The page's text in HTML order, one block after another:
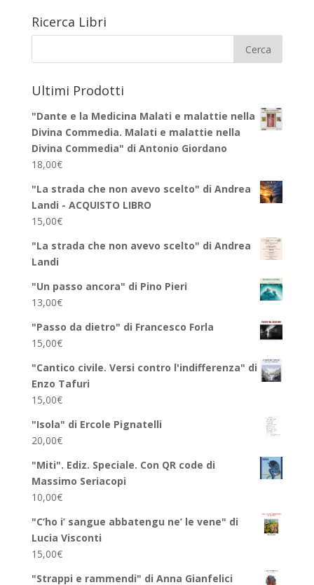
Ricerca Libri
Ultimi Prodotti
"Dante e la Medicina Malati e malattie nella
Divina Commedia. Malati e malattie nella
Divina Commedia" di Antonio Giordano
18,00€
"La strada che non avevo scelto" di Andrea
Landi - ACQUISTO LIBRO
15,00€
"La strada che non avevo scelto" di Andrea
Landi
"Un passo ancora" di Pino Pieri
13,00€
"Passo da dietro" di Francesco Forla
15,00€
"Cantico civile. Versi contro l'indifferenza" di
Enzo Tafuri
15,00€
"Isola" di Ercole Pignatelli
20,00€
"Miti". Ediz. Speciale. Con QR code di
Massimo Seriacopi
10,00€
"C’ho i’ sangue abbatengu ne’ le vene" di
Lucia Visconti
15,00€
"Strappi e rammendi" di Anna Gianfelici